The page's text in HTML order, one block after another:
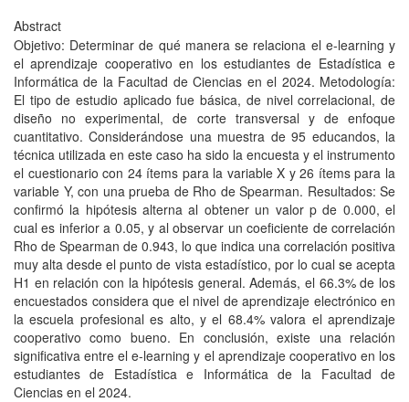
Abstract
Objetivo: Determinar de qué manera se relaciona el e-learning y
el aprendizaje cooperativo en los estudiantes de Estadística e
Informática de la Facultad de Ciencias en el 2024. Metodología:
El tipo de estudio aplicado fue básica, de nivel correlacional, de
diseño no experimental, de corte transversal y de enfoque
cuantitativo. Considerándose una muestra de 95 educandos, la
técnica utilizada en este caso ha sido la encuesta y el instrumento
el cuestionario con 24 ítems para la variable X y 26 ítems para la
variable Y, con una prueba de Rho de Spearman. Resultados: Se
confirmó la hipótesis alterna al obtener un valor p de 0.000, el
cual es inferior a 0.05, y al observar un coeficiente de correlación
Rho de Spearman de 0.943, lo que indica una correlación positiva
muy alta desde el punto de vista estadístico, por lo cual se acepta
H1 en relación con la hipótesis general. Además, el 66.3% de los
encuestados considera que el nivel de aprendizaje electrónico en
la escuela profesional es alto, y el 68.4% valora el aprendizaje
cooperativo como bueno. En conclusión, existe una relación
significativa entre el e-learning y el aprendizaje cooperativo en los
estudiantes de Estadística e Informática de la Facultad de
Ciencias en el 2024.